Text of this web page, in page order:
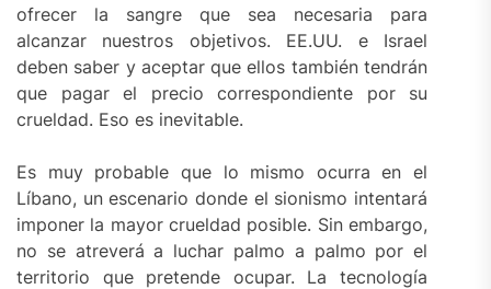
ofrecer la sangre que sea necesaria para
alcanzar nuestros objetivos. EE.UU. e Israel
deben saber y aceptar que ellos también tendrán
que pagar el precio correspondiente por su
crueldad. Eso es inevitable.
Es muy probable que lo mismo ocurra en el
Líbano, un escenario donde el sionismo intentará
imponer la mayor crueldad posible. Sin embargo,
no se atreverá a luchar palmo a palmo por el
territorio que pretende ocupar. La tecnología